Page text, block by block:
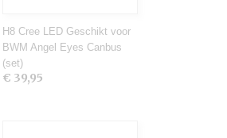
H8 Cree LED Geschikt voor
BWM Angel Eyes Canbus
(set)
€ 39,95